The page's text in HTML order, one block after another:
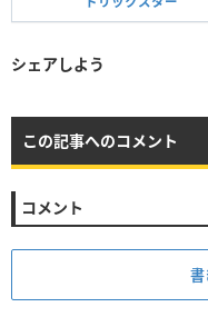
シェアしよう
この記事へのコメント
コメント
書